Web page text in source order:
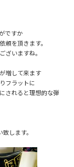
ですか
を頂きます。
ざいますね。
増して来ます
フラットに
されると理想的な弾
します。